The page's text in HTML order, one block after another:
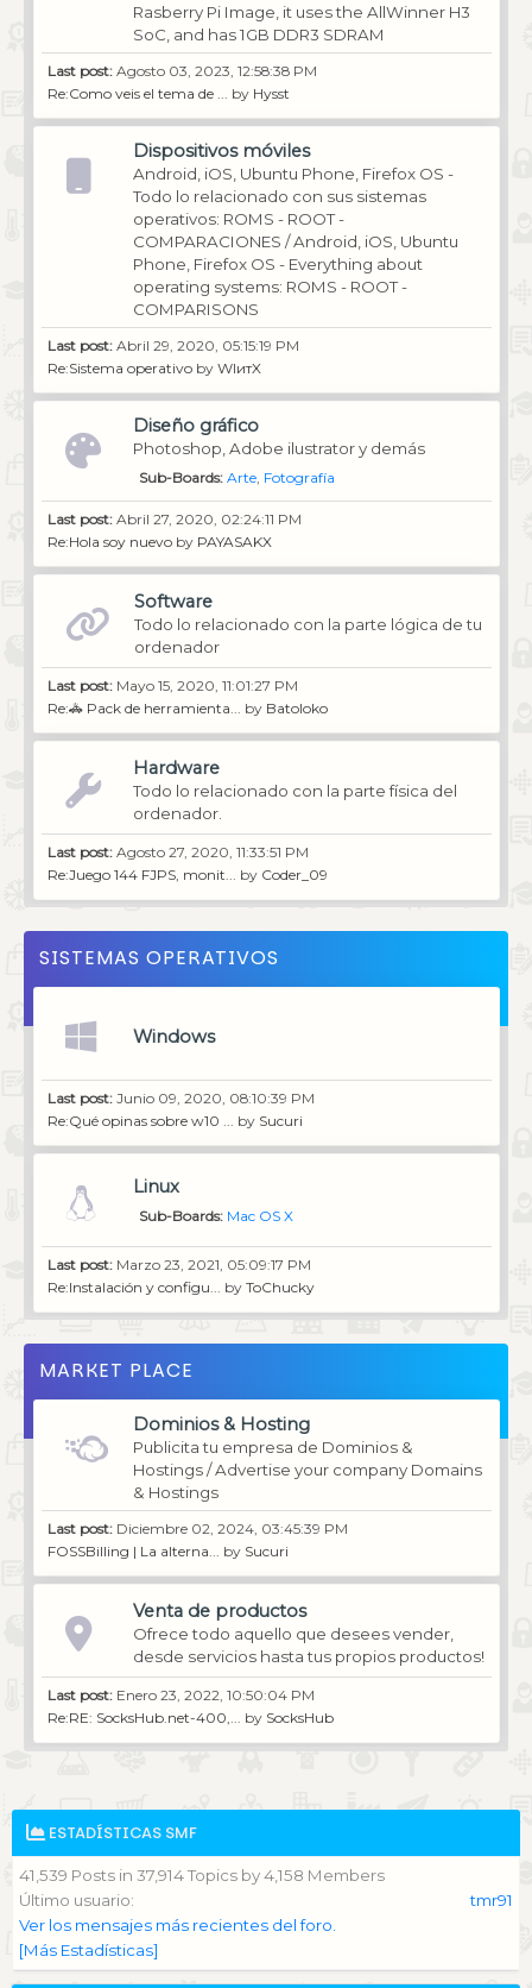
Rasberry Pi Image, it uses the AllWinner H3
SoC, and has 1GB DDR3 SDRAM
Last post: Agosto 03, 2023, 12:58:38 PM
Re:Como veis el tema de ...
by Hysst
Dispositivos móviles
Android, iOS, Ubuntu Phone, Firefox OS -
Todo lo relacionado con sus sistemas
operativos: ROMS - ROOT -
COMPARACIONES / Android, iOS, Ubuntu
Phone, Firefox OS - Everything about
operating systems: ROMS - ROOT -
COMPARISONS
Last post: Abril 29, 2020, 05:15:19 PM
Re:Sistema operativo by WIитX
Diseño gráfico
Photoshop, Adobe ilustrator y demás
Sub-Boards Arte Fotografía
Last post: Abril 27, 2020, 02:24:11 PM
Re:Hola soy nuevoby PAYASAKX
Software
Todo lo relacionado con la parte lógica de tu
ordenador
Last post: Mayo 15, 2020, 11:01:27 PM
Re:🚓 Pack de herramienta...
by Batoloko
Hardware
Todo lo relacionado con la parte física del
ordenador.
Last post: Agosto 27, 2020, 11:33:51 PM
Re:Juego 144 FJPS, monit...
by Coder_09
SISTEMAS OPERATIVOS
Windows
Last post: Junio 09, 2020, 08:10:39 PM
Re:Qué opinas sobre w10 ... by Sucuri
Linux
Sub-Boards Mac OS X
Last post: Marzo 23, 2021, 05:09:17 PM
Re:Instalación y configu... by ToChucky
MARKET PLACE
Dominios & Hosting
Publicita tu empresa de Dominios &
Hostings / Advertise your company Domains
& Hostings
Last post: Diciembre 02, 2024, 03:45:39 PM
FOSSBilling | La alterna... by Sucuri
Venta de productos
Ofrece todo aquello que desees vender,
desde servicios hasta tus propios productos!
Last post: Enero 23, 2022, 10:50:04 PM
Re:RE: SocksHub.net-400,... by SocksHub
ESTADÍSTICAS SMF
41,539 Posts in 37,914 Topics by 4,158 Members
Último usuario:
tmr91
Ver los mensajes más recientes del foro.
[Más Estadísticas]